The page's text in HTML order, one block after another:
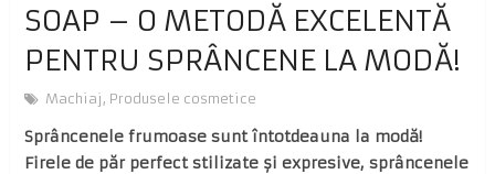
SOAP – O METODĂ EXCELENTĂ
PENTRU SPRÂNCENE LA MODĂ!
Machiaj , Produsele cosmetice
Sprâncenele frumoase sunt întotdeauna la modă!
Firele de păr perfect stilizate și expresive, sprâncenele